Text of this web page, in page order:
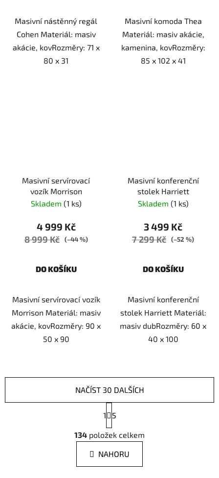
Masivní nástěnný regál
Cohen Materiál: masiv
akácie, kovRozměry: 71 x
80 x 31
Masivní komoda Thea
Materiál: masiv akácie,
kamenina, kovRozměry:
85 x 102 x 41
Masivní servírovací
vozík Morrison
Skladem (1 ks)
4 999 Kč
8 999 Kč (–44 %)
DO KOŠÍKU
Masivní servírovací vozík
Morrison Materiál: masiv
akácie, kovRozměry: 90 x
50 x 90
Masivní konferenční
stolek Harriett
Skladem (1 ks)
3 499 Kč
7 299 Kč (–52 %)
DO KOŠÍKU
Masivní konferenční
stolek Harriett Materiál:
masiv dubRozměry: 60 x
40 x 100
O
v
á
d
NAČÍST 30 DALŠÍCH
S
t
r
á
n
k
1 5
134 položek celkem
NAHORU